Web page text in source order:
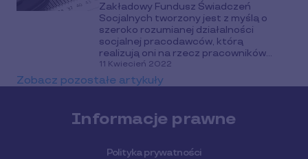
Zakładowy Fundusz Świadczeń
Socjalnych tworzony jest z myślą o
szeroko rozumianej działalności
socjalnej pracodawców, którą
realizują oni na rzecz pracowników...
11 Kwiecień 2022
Zobacz pozostałe artykuły
Informacje prawne
Polityka prywatności